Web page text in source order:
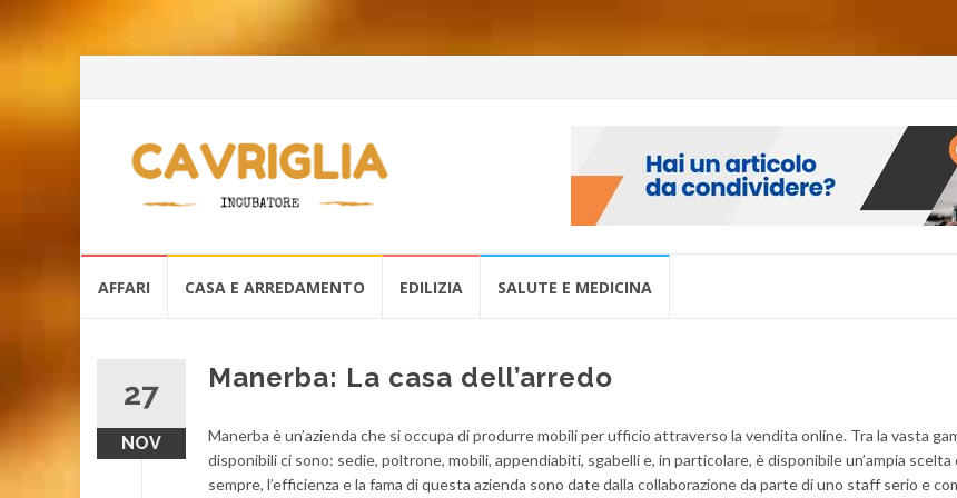
AFFARI CASA E ARREDAMENTO EDILIZIA SALUTE E MEDICINA
27
NOV
Manerba: La casa dell’arredo
Manerba è un’azienda che si occupa di produrre mobili per ufficio attraverso la vendita online. Tra la vasta
disponibili ci sono: sedie, poltrone, mobili, appendiabiti, sgabelli e, in particolare, è disponibile un’ampia scelta
sempre, l’efficienza e la fama di questa azienda sono date dalla collaborazione da parte di uno staff serio e